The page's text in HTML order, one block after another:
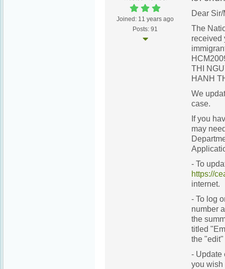
Joined: 11 years ago
Posts: 91
Dear
The
received
THI
HANH
We
case.
If you
may
- To
https://
internet.
- To log
number
the
titled
the
- Update
you wish